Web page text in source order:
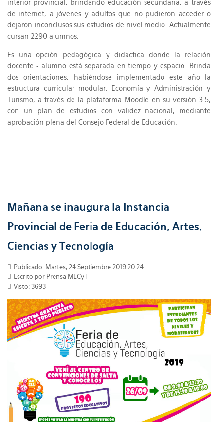
interior provincial, brindando educación secundaria, a través
de internet, a jóvenes y adultos que no pudieron acceder o
dejaron inconclusos sus estudios de nivel medio. Actualmente
cursan 2290 alumnos.
Es una opción pedagógica y didáctica donde la relación
docente - alumno está separada en tiempo y espacio. Brinda
dos orientaciones, habiéndose implementado este año la
estructura curricular modular: Economía y Administración y
Turismo, a través de la plataforma Moodle en su versión 3.5,
con un plan de estudios con validez nacional, mediante
aprobación plena del Consejo Federal de Educación.
Mañana se inaugura la Instancia
Provincial de Feria de Educación, Artes,
Ciencias y Tecnología
Publicado: Martes, 24 Septiembre 2019 20:24
Escrito por Prensa MECyT
Visto: 3693